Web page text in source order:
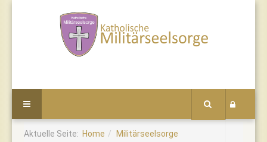
Aktuelle Seite: Home
Militärseelsorge